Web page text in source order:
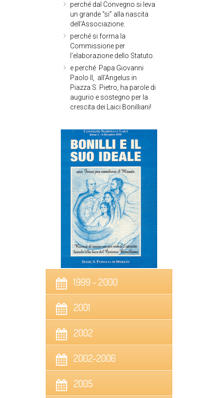
perché dal Convegno si leva
un grande “si” alla nascita
dell’Associazione.
perché si forma la
Commissione per
l’elaborazione dello Statuto.
e perché Papa Giovanni
Paolo II, all’Angelus in
Piazza S. Pietro, ha parole di
augurio e sostegno per la
crescita dei Laici Bonilliani!
1999 - 2000
2001
2002
2002-2006
2005